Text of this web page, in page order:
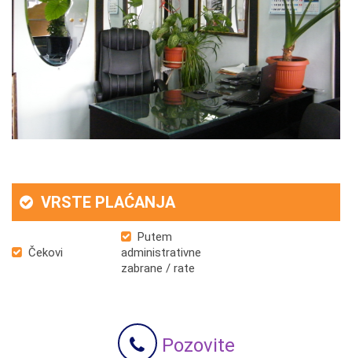
VRSTE PLAĆANJA
Čekovi
Putem
administrativne
zabrane / rate
Pozovite